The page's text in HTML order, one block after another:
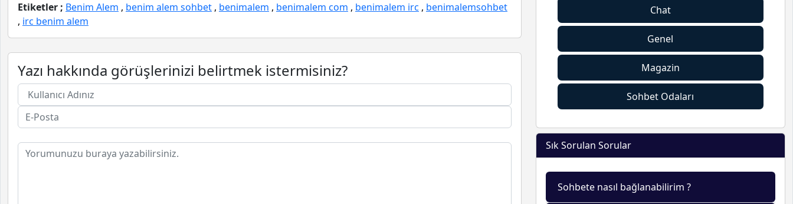
Etiketler ; Benim Alem , benim alem sohbet , benimalem , benimalem com , benimalem irc , benimalemsohbet
, irc benim alem
Yazı hakkında görüşlerinizi belirtmek istermisiniz?
Chat
Genel
Magazin
Sohbet Odaları
Sık Sorulan Sorular
Sohbete nasıl bağlanabilirim ?